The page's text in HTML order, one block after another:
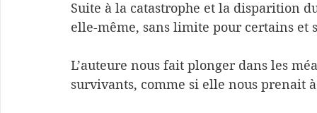
Suite à la catastrophe et la disparition
elle-même, sans limite pour certains et
L’auteure nous fait plonger dans les
survivants, comme si elle nous prenait